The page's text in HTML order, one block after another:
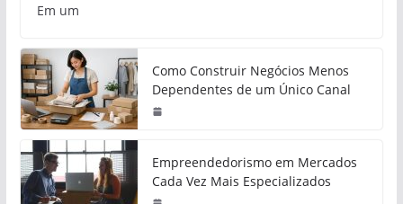
Em um
Como Construir Negócios Menos
Dependentes de um Único Canal
Empreendedorismo em Mercados
Cada Vez Mais Especializados